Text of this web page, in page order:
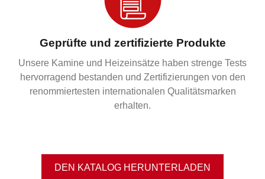
Geprüfte und zertifizierte Produkte
Unsere Kamine und Heizeinsätze haben strenge Tests
hervorragend bestanden und Zertifizierungen von den
renommiertesten internationalen Qualitätsmarken
erhalten.
DEN KATALOG HERUNTERLADEN​